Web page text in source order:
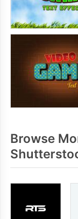
Browse